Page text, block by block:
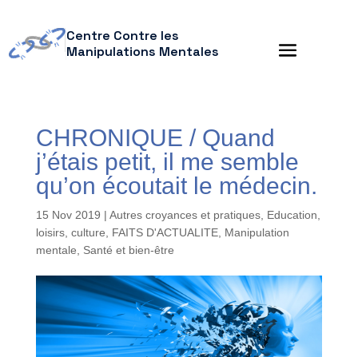
Centre Contre les
Manipulations Mentales
CHRONIQUE / Quand
j’étais petit, il me semble
qu’on écoutait le médecin.
15 Nov 2019 | Autres croyances et pratiques, Education,
loisirs, culture
FAITS D'ACTUALITE, Manipulation
mentale
Santé et bien-être